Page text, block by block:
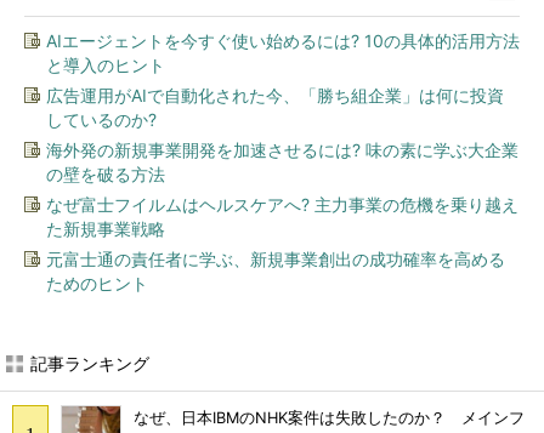
AIエージェントを今すぐ使い始めるには? 10の具体的活用方法
と導入のヒント
広告運用がAIで自動化された今、「勝ち組企業」は何に投資
しているのか?
海外発の新規事業開発を加速させるには? 味の素に学ぶ大企業
の壁を破る方法
なぜ富士フイルムはヘルスケアへ? 主力事業の危機を乗り越え
た新規事業戦略
元富士通の責任者に学ぶ、新規事業創出の成功確率を高める
ためのヒント
記事ランキング
なぜ、日本IBMのNHK案件は失敗したのか？ メインフ